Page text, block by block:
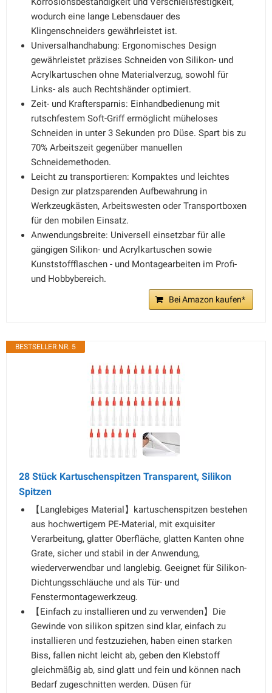
wodurch eine lange Lebensdauer des
Klingenschneiders gewährleistet ist.
Universalhandhabung: Ergonomisches Design
gewährleistet präzises Schneiden von Silikon- und
Acrylkartuschen ohne Materialverzug, sowohl für
Links- als auch Rechtshänder optimiert.
Zeit- und Kraftersparnis: Einhandbedienung mit
rutschfestem Soft-Griff ermöglicht müheloses
Schneiden in unter 3 Sekunden pro Düse. Spart bis zu
70% Arbeitszeit gegenüber manuellen
Schneidemethoden.
Leicht zu transportieren: Kompaktes und leichtes
Design zur platzsparenden Aufbewahrung in
Werkzeugkästen, Arbeitswesten oder Transportboxen
für den mobilen Einsatz.
Anwendungsbreite: Universell einsetzbar für alle
gängigen Silikon- und Acrylkartuschen sowie
Kunststoffflaschen - und Montagearbeiten im Profi-
und Hobbybereich.
Bei Amazon kaufen*
BESTSELLER NR. 5
28 Stück Kartuschenspitzen Transparent, Silikon
Spitzen
【Langlebiges Material】kartuschenspitzen bestehen
aus hochwertigem PE-Material, mit exquisiter
Verarbeitung, glatter Oberfläche, glatten Kanten ohne
Grate, sicher und stabil in der Anwendung,
wiederverwendbar und langlebig. Geeignet für Silikon-
Dichtungsschläuche und als Tür- und
Fenstermontagewerkzeug.
【Einfach zu installieren und zu verwenden】Die
Gewinde von silikon spitzen sind klar, einfach zu
installieren und festzuziehen, haben einen starken
Biss, fallen nicht leicht ab, geben den Klebstoff
gleichmäßig ab, sind glatt und fein und können nach
Bedarf zugeschnitten werden. Düsen für